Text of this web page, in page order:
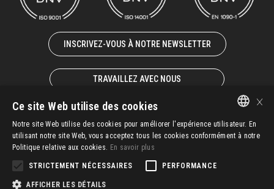
INSCRIVEZ-VOUS À NOTRE NEWSLETTER
TRAVAILLEZ AVEC NOUS
© 2025 – SIDASTICO SPA UNIPERSONALE – P. IVA 02931940247
IMS Policy
G.T.C.
ITALIAN
×
Ce site Web utilise des cookies
Notre site Web utilise des cookies pour améliorer l'expérience utilisateur. En
utilisant notre site Web, vous acceptez tous les cookies conformément à notre
Politique relative aux cookies. En savoir plus
STRICTEMENT NÉCESSAIRES PERFORMANCE
AFFICHER LES DÉTAILS